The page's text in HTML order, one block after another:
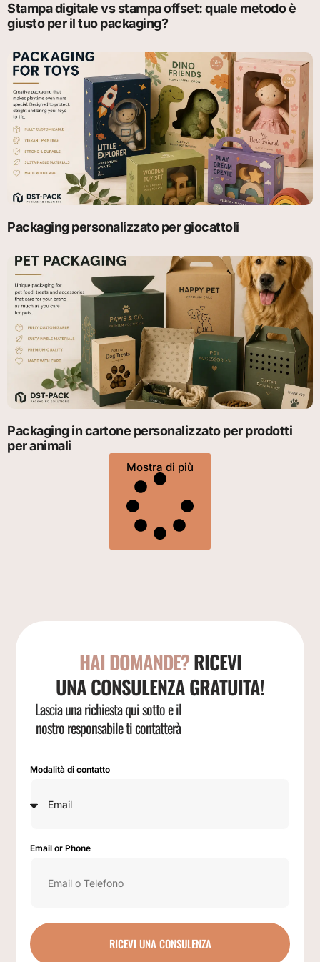
Stampa digitale vs stampa offset: quale metodo è
giusto per il tuo packaging?
Packaging personalizzato per giocattoli
Packaging in cartone personalizzato per prodotti
per animali
Mostra di più
HAI DOMANDE?RICEVI
UNA CONSULENZA GRATUITA!
Lascia una richiesta qui sotto e il
nostro responsabile ti contatterà
Modalità di contatto
Email or Phone
RICEVI UNA CONSULENZA